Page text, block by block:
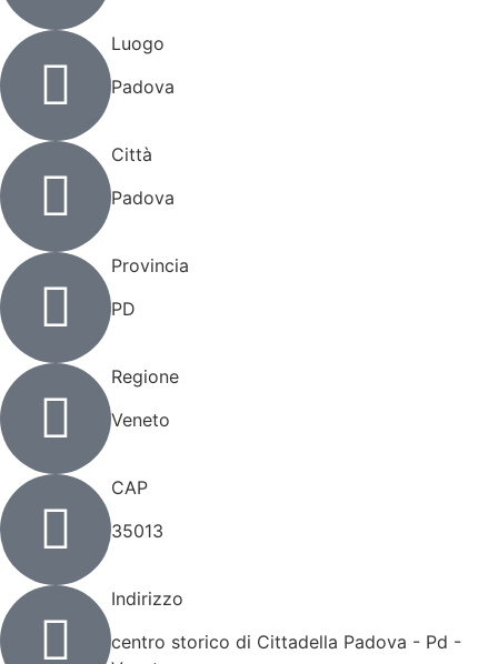
Luogo
Padova
Città
Padova
Provincia
PD
Regione
Veneto
CAP
35013
Indirizzo
centro storico di Cittadella Padova - Pd -